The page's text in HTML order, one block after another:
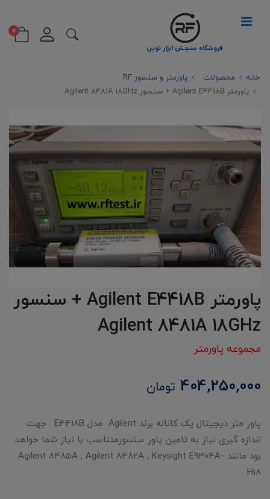
فروشگاه سنجش ابزار نوین
0
خانه محصولات
پاورمتر و سنسور RF
پاورمتر Agilent E4418B + سنسور Agilent 8481A 18GHz
پاورمتر Agilent E4418B + سنسور
Agilent 8481A 18GHz
مجموعه پاورمتر
404,250,000 تومان
پاور متر دیجیتال یک کاناله برند Agilent مدل E4418B . جهت
اندازه گیری نیاز به تامین پاور سنسورمتناسب با نیاز شما خواهد
بود مانند Agilent 8485A , Agilent 8482A , Keysight E9304A-
H18